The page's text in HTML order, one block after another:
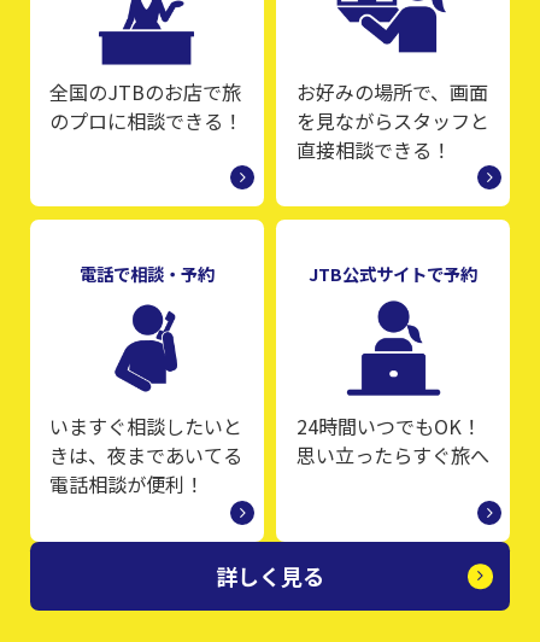
全国のJTBのお店で旅
のプロに相談できる！
お好みの場所で、画面
を見ながらスタッフと
直接相談できる！
電話で相談・予約
いますぐ相談したいと
きは、夜まであいてる
電話相談が便利！
JTB公式サイトで予約
24時間いつでもOK！
思い立ったらすぐ旅へ
詳しく見る